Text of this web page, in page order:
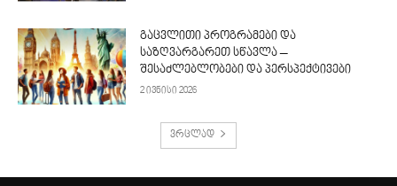
გაცვლითი პროგრამები და
საზღვარგარეთ სწავლა –
შესაძლებლობები და პერსპექტივები
2 ივნისი 2026
ვრცლად